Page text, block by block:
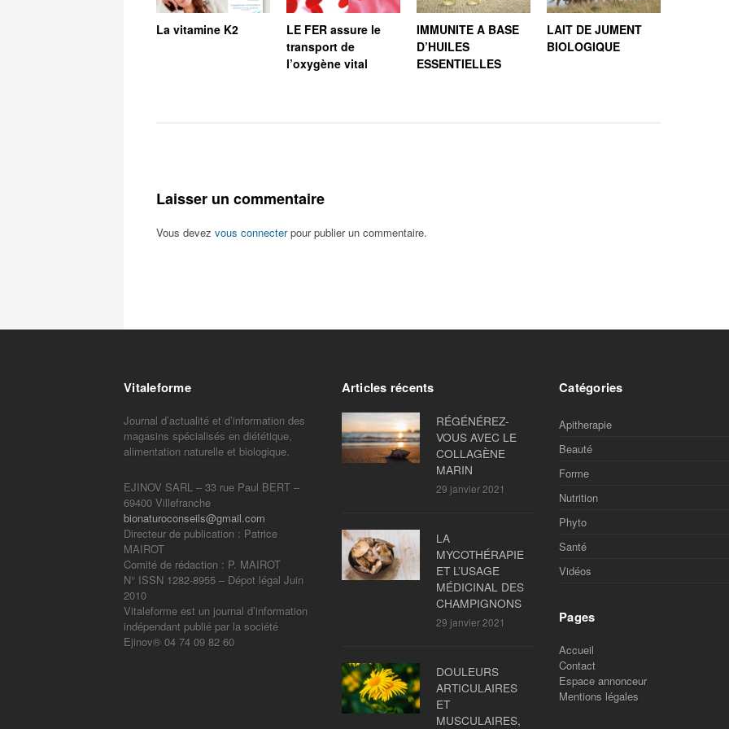
La vitamine K2
LE FER assure le
transport de
l’oxygène vital
IMMUNITE A BASE
D’HUILES
ESSENTIELLES
LAIT DE JUMENT
BIOLOGIQUE
Laisser un commentaire
Vous devez vous connecterpour publier un commentaire.
Vitaleforme
Journal d’actualité et d’information des
magasins spécialisés en diététique,
alimentation naturelle et biologique.
EJINOV SARL – 33 rue Paul BERT –
69400 Villefranche
bionaturoconseils@gmail.com
Directeur de publication : Patrice
MAIROT
Comité de rédaction : P. MAIROT
N° ISSN 1282-8955 – Dépot légal Juin
2010
Vitaleforme est un journal d’information
indépendant publié par la société
Ejinov® 04 74 09 82 60
Articles récents
RÉGÉNÉREZ-
VOUS AVEC LE
COLLAGÈNE
MARIN
29 janvier 2021
LA
MYCOTHÉRAPIE
ET L’USAGE
MÉDICINAL DES
CHAMPIGNONS
29 janvier 2021
DOULEURS
ARTICULAIRES
ET
MUSCULAIRES,
Catégories
Apitherapie
Beauté
Forme
Nutrition
Phyto
Santé
Vidéos
Pages
Accueil
Contact
Espace annonceur
Mentions légales